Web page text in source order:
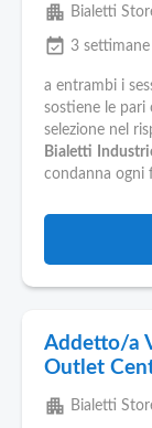
apartment Bialetti
event_available 3 settimane
a entrambi i
sostiene le pari
selezione nel
Bialetti
condanna ogni
Addetto/a
Outlet
apartment Bialetti